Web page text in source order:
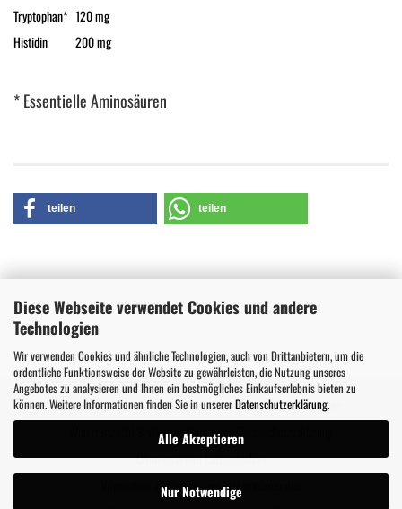
Diese Webseite verwendet Cookies und andere
Technologien
Wir verwenden Cookies und ähnliche Technologien, auch von Drittanbietern, um die
ordentliche Funktionsweise der Website zu gewährleisten, die Nutzung unseres
Angebotes zu analysieren und Ihnen ein bestmögliches Einkaufserlebnis bieten zu
können. Weitere Informationen finden Sie in unsererDatenschutzerklärung.
Alle Akzeptieren
Nur Notwendige
Tryptophan* 120 mg
Histidin
200 mg
* Essentielle Aminosäuren
teilen teilen
Kontakt Impressum AGB
Versand- & Zahlungsbedingungen
Widerrufsrecht & Widerrufsformular
Öffnungszeiten Ladengeschäft
Information zu Elektro- und Elektronikgeräten